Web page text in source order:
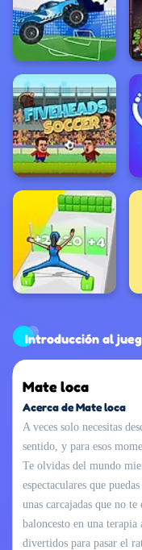
Introducción al
Mate loca
Acerca de Mate loca
A veces solo necesitas
sentido, y para esos
Te olvidas del mundo
espectaculares que
unas carcajadas que no
baloncesto en una terapia
divertidos para pasar el